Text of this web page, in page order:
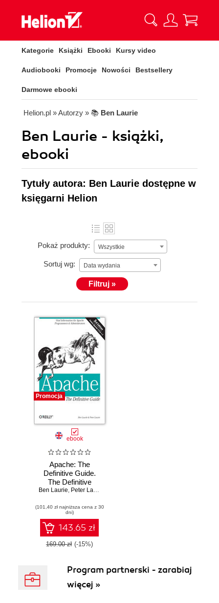
Kategorie Książki Ebooki Kursy video
Audiobooki Promocje Nowości Bestsellery
Darmowe ebooki
Helion.pl » Autorzy » 📚 Ben Laurie
Ben Laurie - książki,
ebooki
Tytuły autora: Ben Laurie dostępne w
księgarni Helion
Pokaż produkty: Wszystkie
Sortuj wg: Data wydania
Filtruj »
Promocja
ebook
Apache: The
Definitive Guide.
The Definitive
Guide, 3rd Edition.
Ben Laurie, Peter Laurie
(101,40 zł najniższa cena z 30
dni)
143.65 zł
169.00 zł (-15%)
Program partnerski - zarabiaj
więcej »